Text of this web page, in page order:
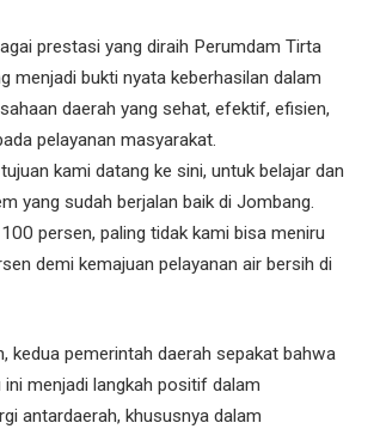
prestasi yang diraih Perumdam Tirta
menjadi bukti nyata keberhasilan dalam
daerah yang sehat, efektif, efisien,
pelayanan masyarakat.
kami datang ke sini, untuk belajar dan
yang sudah berjalan baik di Jombang.
persen, paling tidak kami bisa meniru
demi kemajuan pelayanan air bersih di
kedua pemerintah daerah sepakat bahwa
ini menjadi langkah positif dalam
antardaerah, khususnya dalam